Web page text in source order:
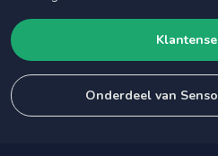
Onderdeel van